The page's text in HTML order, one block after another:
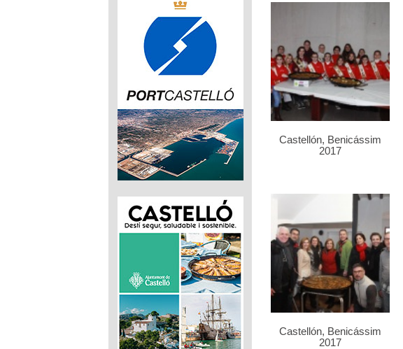
Castellón, Benicássim
2017
Castellón, Benicássim
2017